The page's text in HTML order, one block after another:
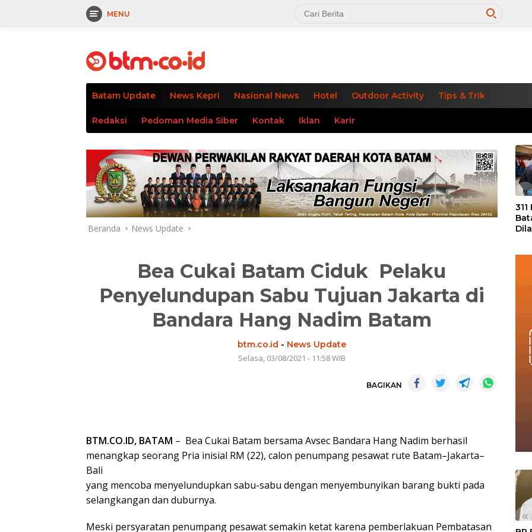
MENU
Batam Update News Kepri Nasional News Hotel Outdoor Activity Tips & Trik
Redaksi Pedoman Media Siber Kontak Iklan Karir
Beranda News Update
Bea Cukai Batam Ciduk Pelaku
Penyelundupan Sabu Tujuan Jakarta di
Bandara Hang Nadim Batam
btm.co.id - News Update
Selasa, 03/08/2021 - 11:58 WIB
BAGIKAN
BTM.CO.ID, BATAM – Bea Cukai Batam bersama Avsec Bandara Hang Nadim berhasil
menangkap seorang Pria inisial RM (22), calon penumpang pesawat rute Batam–Jakarta–
Bali
yang mencoba menyelundupkan sabu-sabu dengan menyembunyikan barang bukti pada
selangkangan dan duburnya.
Meski persyaratan penumpang pesawat semakin ketat karena pemberlakuan Pembatasan
«
«